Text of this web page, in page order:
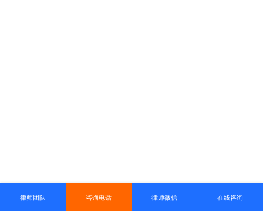
律师团队 咨询电话 律师微信 在线咨询